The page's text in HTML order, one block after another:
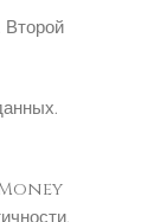
Второй
Money